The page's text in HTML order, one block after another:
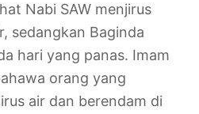
Nabi SAW menjirus
sedangkan Baginda
hari yang panas. Imam
orang yang
air dan berendam di